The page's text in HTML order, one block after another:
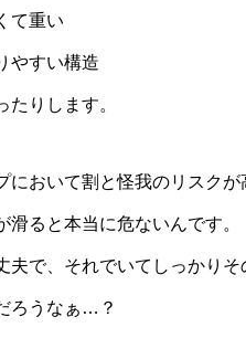
て重い
やすい構造
たりします。
において割と怪我のリスクが
滑ると本当に危ないんです。
夫で、それでいてしっかり
ろうなぁ…？